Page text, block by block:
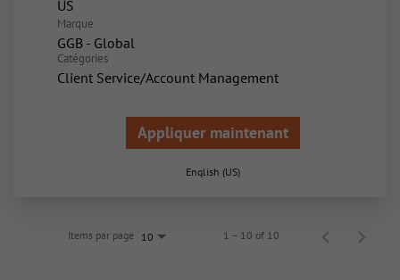
Marque
GGB - Global
Catégories
Client Service/Account Management
Appliquer maintenant
English (US)
Items par page 10 1 – 10 of 10